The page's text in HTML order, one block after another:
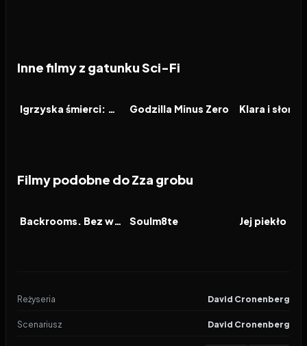
Inne filmy z gatunku Sci-Fi
FILM Igrzyska śmierci: Wschód słońca w dniu dożynek FILM
Godzilla Minus Zero FILM
Klara i słońce
Filmy podobne do Zza grobu
FILM Backrooms. Bez wyjścia FILM
Soulm8te FILM
Jej piekło
Reżyseria David Cronenberg
Scenariusz David Cronenberg